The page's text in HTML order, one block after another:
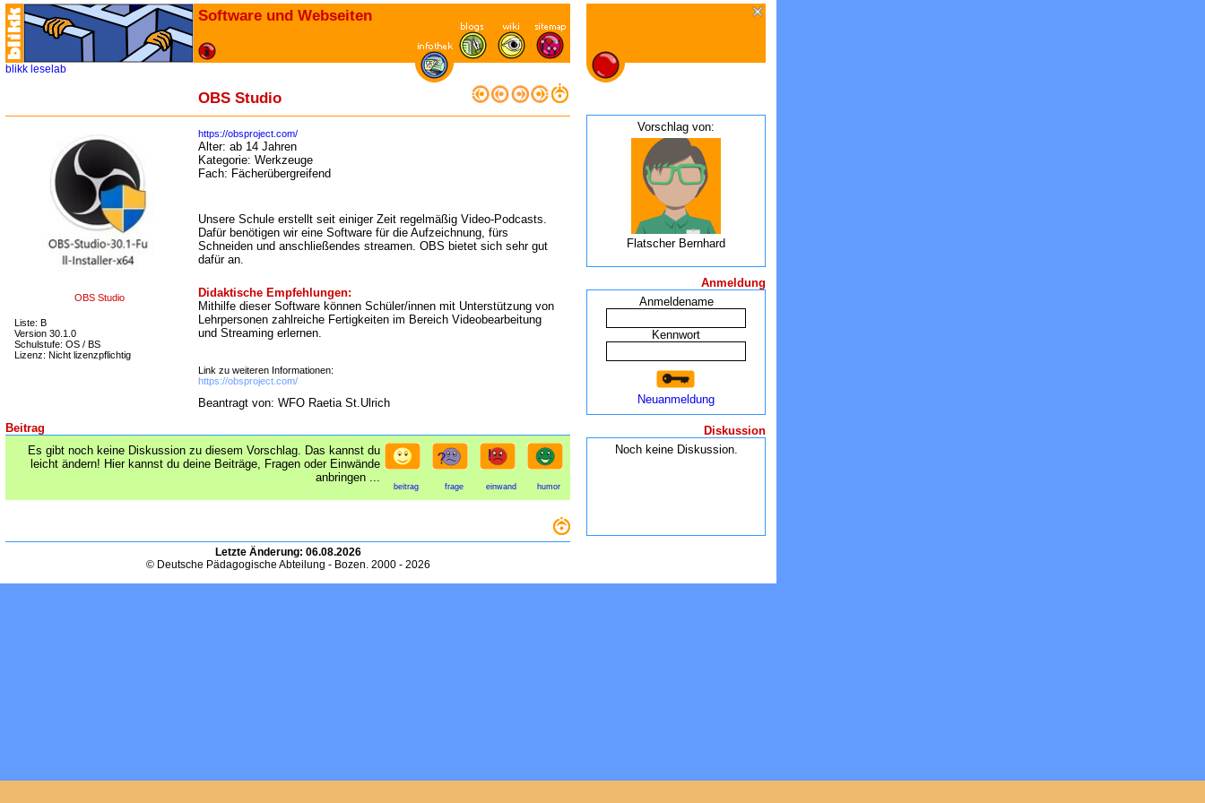
Software und Webseiten
blikk leselab
OBS Studio
OBS Studio
Liste: B
Version 30.1.0
Schulstufe: OS / BS
Lizenz: Nicht lizenzpflichtig
https://obsproject.com/
Alter: ab 14 Jahren
Kategorie: Werkzeuge
Fach: Fächerübergreifend
Unsere Schule erstellt seit einiger Zeit regelmäßig Video-Podcasts.
Dafür benötigen wir eine Software für die Aufzeichnung, fürs
Schneiden und anschließendes streamen. OBS bietet sich sehr gut
dafür an.
Didaktische Empfehlungen:
Mithilfe dieser Software können Schüler/innen mit Unterstützung von
Lehrpersonen zahlreiche Fertigkeiten im Bereich Videobearbeitung
und Streaming erlernen.
Link zu weiteren Informationen:
https://obsproject.com/
Beantragt von: WFO Raetia St.Ulrich
Beitrag
Es gibt noch keine Diskussion zu diesem Vorschlag. Das kannst du
leicht ändern! Hier kannst du deine Beiträge, Fragen oder Einwände
anbringen ...
beitrag frage einwand humor
Letzte Änderung: 06.08.2026
© Deutsche Pädagogische Abteilung - Bozen. 2000 - 2026
Vorschlag von:
Flatscher Bernhard
Anmeldung
Anmeldename
Kennwort
Neuanmeldung
Diskussion
Noch keine Diskussion.